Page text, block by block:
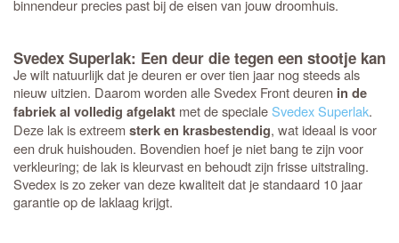
binnendeur precies past bij de eisen van jouw droomhuis.
Svedex Superlak: Een deur die tegen een stootje kan
Je wilt natuurlijk dat je deuren er over tien jaar nog steeds als
nieuw uitzien. Daarom worden alle Svedex Front deuren in de
fabriek al volledig afgelakt met de specialeSvedex Superlak.
Deze lak is extreemsterk en krasbestendig, wat ideaal is voor
een druk huishouden. Bovendien hoef je niet bang te zijn voor
verkleuring; de lak is kleurvast en behoudt zijn frisse uitstraling.
Svedex is zo zeker van deze kwaliteit dat je standaard 10 jaar
garantie op de laklaag krijgt.